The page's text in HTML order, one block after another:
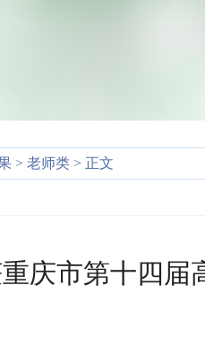
> 老师类 > 正文
庆市第十四届